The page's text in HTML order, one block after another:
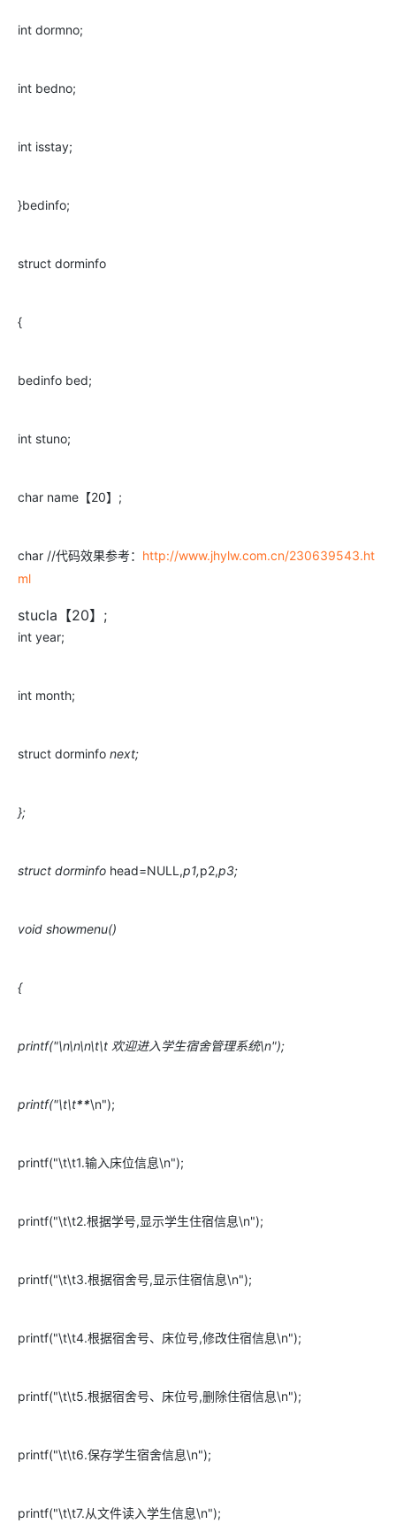
int dormno;
int bedno;
int isstay;
}bedinfo;
struct dorminfo
{
bedinfo bed;
int stuno;
char name【20】;
char //代码效果参考： http://www.jhylw.com.cn/230639543.ht
ml
stucla【20】;
int year;
int month;
struct dorminfo next;
};
struct dorminfo head=NULL,p1,p2,p3;
void showmenu()
{
printf("\n\n\n\t\t 欢迎进入学生宿舍管理系统\n");
printf("\t\t**\n");
printf("\t\t1.输入床位信息\n");
printf("\t\t2.根据学号,显示学生住宿信息\n");
printf("\t\t3.根据宿舍号,显示住宿信息\n");
printf("\t\t4.根据宿舍号、床位号,修改住宿信息\n");
printf("\t\t5.根据宿舍号、床位号,删除住宿信息\n");
printf("\t\t6.保存学生宿舍信息\n");
printf("\t\t7.从文件读入学生信息\n");